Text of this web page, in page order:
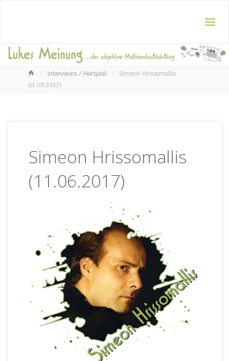
HomeInterviews / Hörspiel
Simeon Hrissomallis
(11.06.2017)
Simeon Hrissomallis
(11.06.2017)